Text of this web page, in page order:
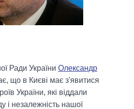
Ради України Олександр
що в Києві має з'явитися
України, які віддали
і незалежність нашої